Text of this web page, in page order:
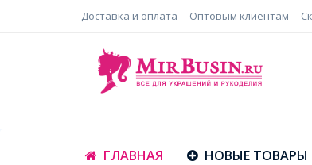
Доставка и оплата Оптовым клиентам
ГЛАВНАЯ НОВЫЕ ТОВАРЫ